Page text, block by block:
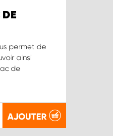
DE
permet de
ainsi
de
AJOUTER